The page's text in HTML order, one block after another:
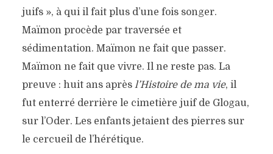
juifs », à qui il fait plus d’une fois songer.
Maïmon procède par traversée et
sédimentation. Maïmon ne fait que passer.
Maïmon ne fait que vivre. Il ne reste pas. La
preuve : huit ans après l’Histoire de ma vie, il
fut enterré derrière le cimetière juif de Glogau,
sur l’Oder. Les enfants jetaient des pierres sur
le cercueil de l’hérétique.